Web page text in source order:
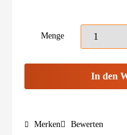
Menge
In den
Merken Bewerten